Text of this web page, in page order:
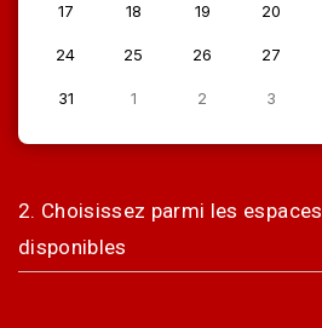
17 18 19 20
24 25 26 27
31 1 2 3
2. Choisissez parmi les espaces
disponibles